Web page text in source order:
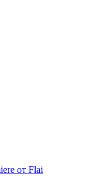
от Flai